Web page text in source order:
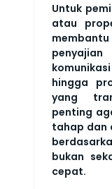
Untuk
atau
membantu
hingga
yang
penting
tahap dan
bukan
cepat.